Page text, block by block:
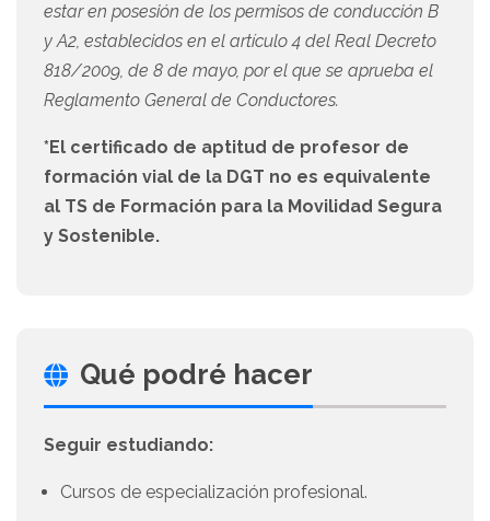
estar en posesión de los permisos de conducción B
y A2, establecidos en el artículo 4 del Real Decreto
818/2009, de 8 de mayo, por el que se aprueba el
Reglamento General de Conductores.
*El certificado de aptitud de profesor de
formación vial de la DGT no es equivalente
al TS de Formación para la Movilidad Segura
y Sostenible.
Qué podré hacer
Seguir estudiando:
Cursos de especialización profesional.